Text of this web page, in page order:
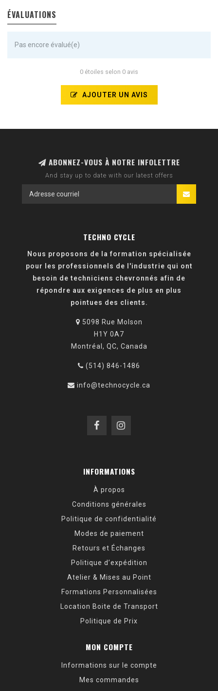
ÉVALUATIONS
Pas encore évalué(e)
0 étoiles selon 0 avis
AJOUTER UN AVIS
ABONNEZ-VOUS À NOTRE INFOLETTRE
And stay up to date with our latest offers
TECHNO CYCLE
Nous proposons de la formation spécialisée
pour les professionnels de l'industrie qui ont
besoin de techniciens chevronnés afin de
répondre aux exigences de plus en plus
pointues des clients.
5098 Rue Molson
H1Y 0A7
Montréal, QC, Canada
(514) 846-1486
info@technocycle.ca
INFORMATIONS
À propos
Conditions générales
Politique de confidentialité
Modes de paiement
Retours et Échanges
Politique d’expédition
Atelier & Mises au Point
Formations Personnalisées
Location Boite de Transport
Politique de Prix
MON COMPTE
Informations sur le compte
Mes commandes